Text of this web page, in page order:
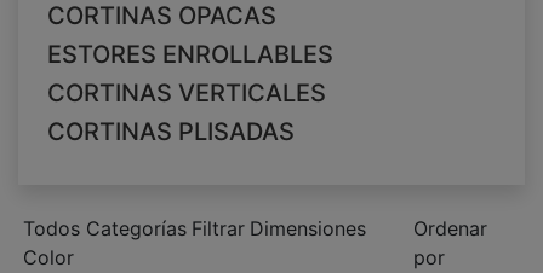
CORTINAS OPACAS
ESTORES ENROLLABLES
CORTINAS VERTICALES
CORTINAS PLISADAS
Todos Categorías Filtrar Dimensiones
Color
Ordenar
por